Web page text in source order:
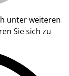
unter weiteren
Sie sich zu